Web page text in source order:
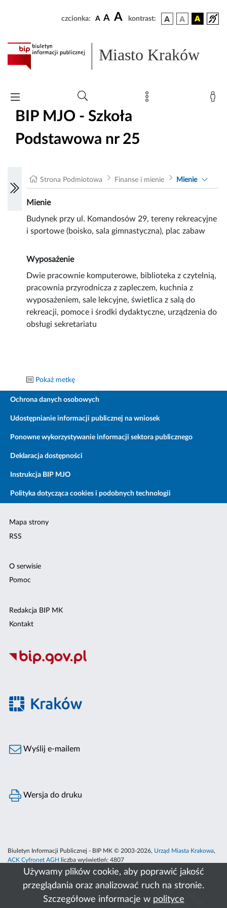
Używamy plików cookie, aby poprawić jakość
przeglądania oraz analizować ruch na stronie.
Szczegółowe informacje w polityce
czcionka: A A A kontrast:
Miasto Kraków
BIP MJO - Szkoła
Podstawowa nr 25
Strona Podmiotowa Finanse i mienie Mienie
Mienie
Budynek przy ul. Komandosów 29, tereny rekreacyjne
i sportowe (boisko, sala gimnastyczna), plac zabaw
Wyposażenie
Dwie pracownie komputerowe, biblioteka z czytelnią,
pracownia przyrodnicza z zapleczem, kuchnia z
wyposażeniem, sale lekcyjne, świetlica z salą do
rekreacji, pomoce i środki dydaktyczne, urządzenia do
obsługi sekretariatu
Pokaż metkę
Ochrona danych osobowych
Udostępnianie informacji publicznej na wniosek
Ponowne wykorzystywanie informacji sektora publicznego
Deklaracja dostępności
Instrukcja BIP MJO
Polityka dotycząca cookies i podobnych technologii
Mapa strony
RSS
O serwisie
Pomoc
Redakcja BIP MK
Kontakt
Wyślij e-mailem
Wersja do druku
Biuletyn Informacji Publicznej - BIP MK © 2003-2026, Urząd Miasta Krakowa,
ACK Cyfronet AGH
liczba wyświetleń: 4807